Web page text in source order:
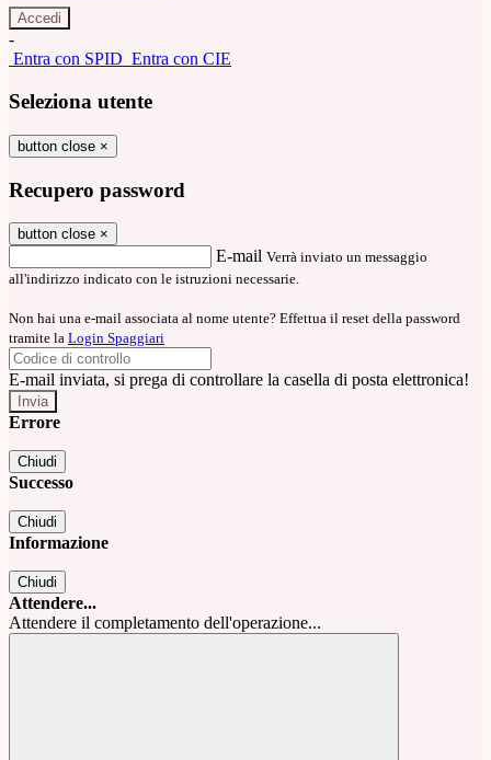
-
Entra con SPID Entra con CIE
Seleziona utente
button close ×
Recupero password
button close ×
E-mail Verrà inviato un messaggio
all'indirizzo indicato con le istruzioni necessarie.
Non hai una e-mail associata al nome utente? Effettua il reset della password
tramite la Login Spaggiari
E-mail inviata, si prega di controllare la casella di posta elettronica!
Errore
Chiudi
Successo
Chiudi
Informazione
Chiudi
Attendere...
Attendere il completamento dell'operazione...